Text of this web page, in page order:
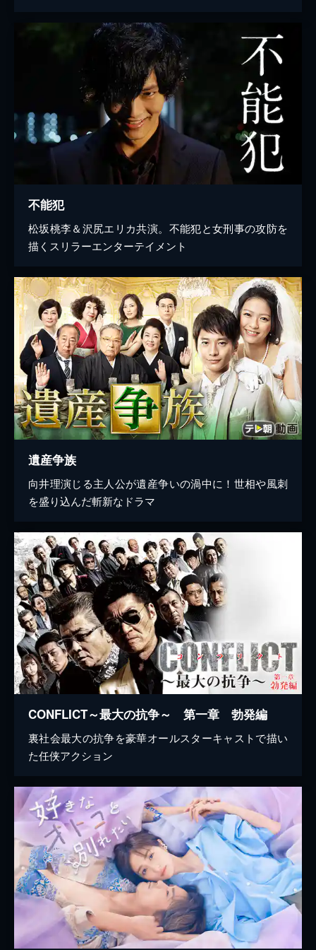
不能犯
松坂桃李＆沢尻エリカ共演。不能犯と女刑事の攻防を
描くスリラーエンターテイメント
遺産争族
向井理演じる主人公が遺産争いの渦中に！世相や風刺
を盛り込んだ斬新なドラマ
CONFLICT～最大の抗争～ 第一章 勃発編
裏社会最大の抗争を豪華オールスターキャストで描い
た任侠アクション